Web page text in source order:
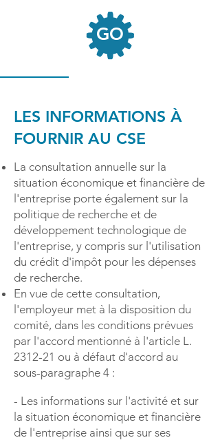
GO
LES INFORMATIONS À
FOURNIR AU CSE
La consultation annuelle sur la
situation économique et financière de
l'entreprise porte également sur la
politique de recherche et de
développement technologique de
l'entreprise, y compris sur l'utilisation
du crédit d'impôt pour les dépenses
de recherche.
En vue de cette consultation,
l'employeur met à la disposition du
comité, dans les conditions prévues
par l'accord mentionné à l'article L.
2312-21 ou à défaut d'accord au
sous-paragraphe 4 :
- Les informations sur l'activité et sur
la situation économique et financière
de l'entreprise ainsi que sur ses